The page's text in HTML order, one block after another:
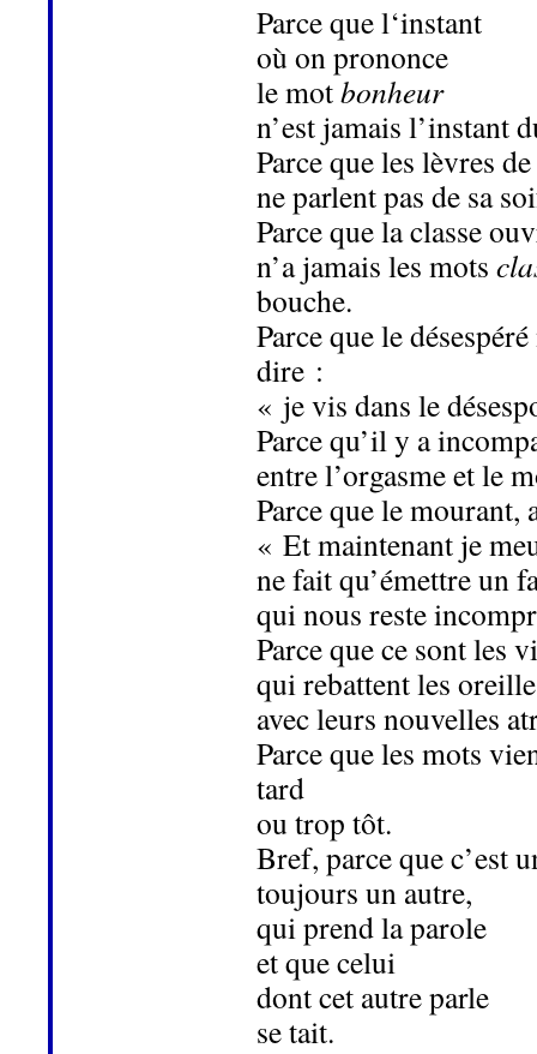
Parce que l‘instant
où on prononce
le motbonheur
n’est jamais l’instant
Parce que les lèvres
ne parlent pas de sa
Parce que la classe
n’a jamais les mots
bouche.
Parce que le
dire :
« je vis dans le
Parce qu’il y a
entre l’orgasme et le
Parce que le mourant,
« Et maintenant je
ne fait qu’émettre un
qui nous reste
Parce que ce sont les
qui rebattent les
avec leurs nouvelles
Parce que les mots
tard
ou trop tôt.
Bref, parce que c’est
toujours un autre,
qui prend la parole
et que celui
dont cet autre parle
se tait.